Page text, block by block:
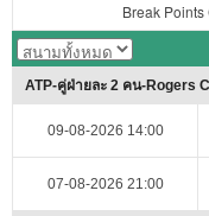
Break
ATP-คู่ฝ่ายละ 2 คน-Rogers
09-08-2026 14:00
07-08-2026 21:00